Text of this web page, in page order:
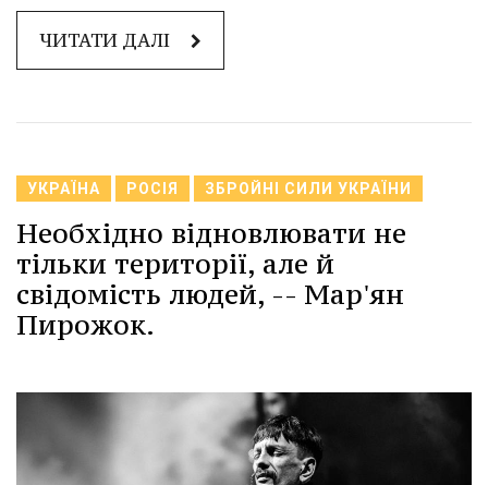
ЧИТАТИ ДАЛІ
УКРАЇНА РОСІЯ ЗБРОЙНІ СИЛИ УКРАЇНИ
Необхідно відновлювати не
тільки території, але й
свідомість людей, -- Мар'ян
Пирожок.